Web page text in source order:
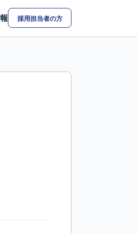
採用担当者の方